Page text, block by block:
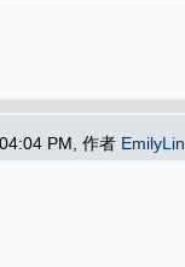
PM, 作者 EmilyLin